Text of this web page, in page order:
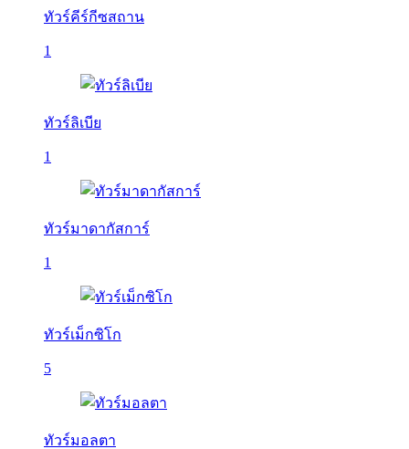
ทัวร์คีร์กีซสถาน
1
ทัวร์ลิเบีย
1
ทัวร์มาดากัสการ์
1
ทัวร์เม็กซิโก
5
ทัวร์มอลตา